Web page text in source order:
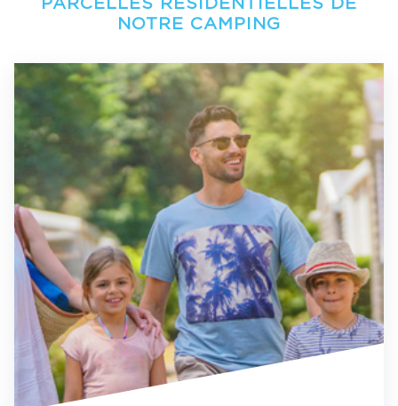
PARCELLES RÉSIDENTIELLES DE
NOTRE CAMPING